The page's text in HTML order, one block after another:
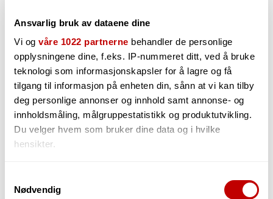
Ansvarlig bruk av dataene dine
Vi og våre 1022 partnerne behandler de personlige
opplysningene dine, f.eks. IP-nummeret ditt, ved å bruke
teknologi som informasjonskapsler for å lagre og få
tilgang til informasjon på enheten din, sånn at vi kan tilby
deg personlige annonser og innhold samt annonse- og
innholdsmåling, målgruppestatistikk og produktutvikling.
Du velger hvem som bruker dine data og i hvilke
hensikter.
Innhente informasjon om den geografiske
Nødvendig
120,-